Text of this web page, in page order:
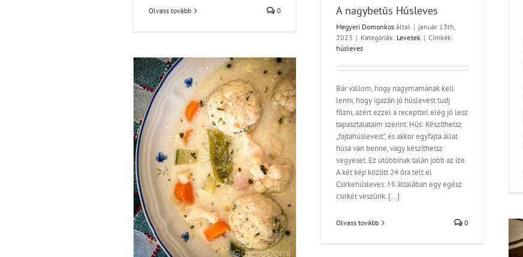
Olvass tovább 0 A nagybetűs Húsleves
Megyeri Domonkos által | január 13th,
2023 | Kategóriák: Levesek | Címkék:
húsleves
Bár vallom, hogy nagymamának kell
lenni, hogy igazán jó húslevest tudj
főzni, azért ezzel a recepttel elég jó lesz
tapasztalataim szerint. Hús: Készíthetsz
„fajtahúslevest”, és akkor egyfajta állat
húsa van benne, vagy készíthetsz
vegyeset. Ez utóbbinak talán jobb az íze.
A két kép között 24 óra telt el
Csirkehúsleves: Mi általában egy egész
csirkét veszünk. [...]
Olvass tovább 0